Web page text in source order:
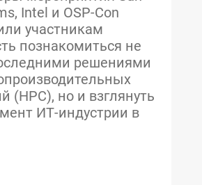
Intel и OSP-Con
участникам
познакомиться не
решениями
(HPC), но и взглянуть
ИТ-индустрии в